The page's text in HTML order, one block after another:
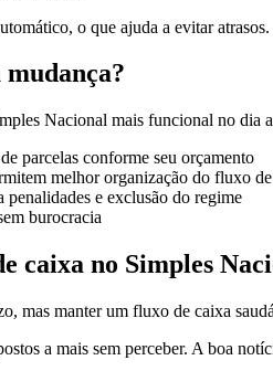
o que ajuda a evitar atrasos.
mudança?
Nacional mais funcional no dia
parcelas conforme seu orçamento
melhor organização do fluxo
penalidades e exclusão do regime
burocracia
caixa no Simples
mas manter um fluxo de caixa
a mais sem perceber. A boa